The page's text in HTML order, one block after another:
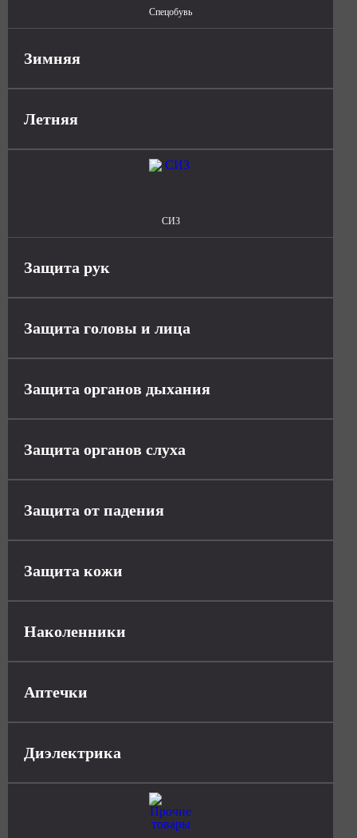
Спецобувь
Зимняя
Летняя
СИЗ
Защита рук
Защита головы и лица
Защита органов дыхания
Защита органов слуха
Защита от падения
Защита кожи
Наколенники
Аптечки
Диэлектрика